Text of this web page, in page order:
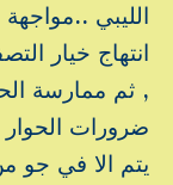
الليبي
انتهاج خيار
, ثم ممارسة
ضرورات الحوار
يتم الا في جو